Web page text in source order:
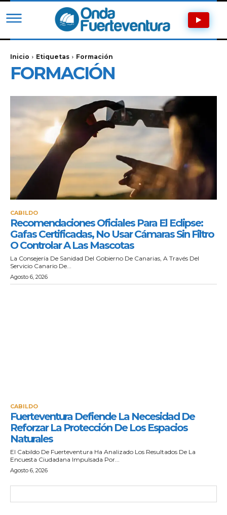
Inicio Etiquetas Formación
FORMACIÓN
CABILDO
Recomendaciones Oficiales Para El Eclipse:
Gafas Certificadas, No Usar Cámaras Sin Filtro
O Controlar A Las Mascotas
La Consejería De Sanidad Del Gobierno De Canarias, A Través Del
Servicio Canario De...
Agosto 6, 2026
CABILDO
Fuerteventura Defiende La Necesidad De
Reforzar La Protección De Los Espacios
Naturales
El Cabildo De Fuerteventura Ha Analizado Los Resultados De La
Encuesta Ciudadana Impulsada Por...
Agosto 6, 2026